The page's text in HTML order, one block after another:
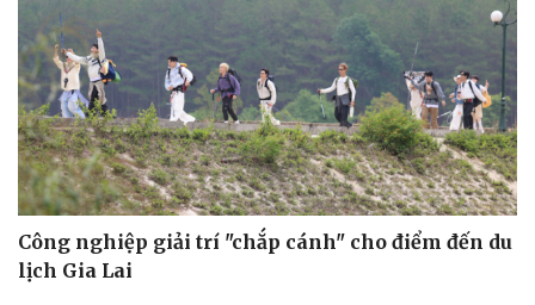
Công nghiệp giải trí "chắp cánh" cho điểm đến du
lịch Gia Lai